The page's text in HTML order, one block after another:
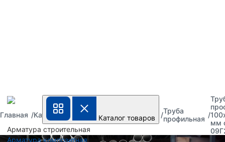
Каталог товаров
Арматура строительная
Арматура композитная
Главная Каталог
Труба
металлическая
стальная
Труба
профильная
мм